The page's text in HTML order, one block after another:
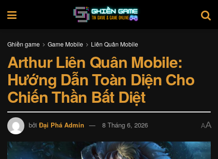
Ghiền game Game Mobile Liên Quân Mobile
Arthur Liên Quân Mobile:
Hướng Dẫn Toàn Diện Cho
Chiến Thần Bất Diệt
bởi Đại Phá Admin 8 Tháng 6, 2026 AA